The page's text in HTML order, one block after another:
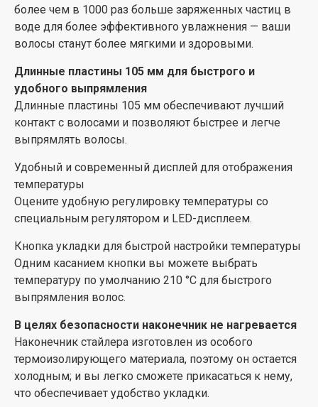
более чем в 1000 раз больше заряженных частиц в
воде для более эффективного увлажнения — ваши
волосы станут более мягкими и здоровыми.
Длинные пластины 105 мм для быстрого и
удобного выпрямления
Длинные пластины 105 мм обеспечивают лучший
контакт с волосами и позволяют быстрее и легче
выпрямлять волосы.
Удобный и современный дисплей для отображения
температуры
Оцените удобную регулировку температуры со
специальным регулятором и LED-дисплеем.
Кнопка укладки для быстрой настройки температуры
Одним касанием кнопки вы можете выбрать
температуру по умолчанию 210 °C для быстрого
выпрямления волос.
В целях безопасности наконечник не нагревается
Наконечник стайлера изготовлен из особого
термоизолирующего материала, поэтому он остается
холодным; и вы легко сможете прикасаться к нему,
что обеспечивает удобство укладки.